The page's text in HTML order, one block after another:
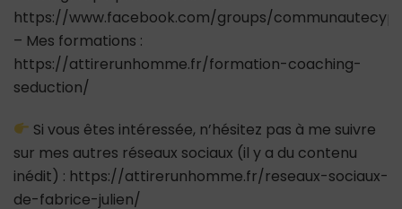
https://www.facebook.com/groups/
– Mes formations :
https://attirerunhomme.fr/formation-coaching-
seduction/
Si vous êtes intéressée, n’hésitez pas à me suivre
sur mes autres réseaux sociaux (il y a du contenu
inédit) : https://attirerunhomme.fr/reseaux-sociaux-
de-fabrice-julien/